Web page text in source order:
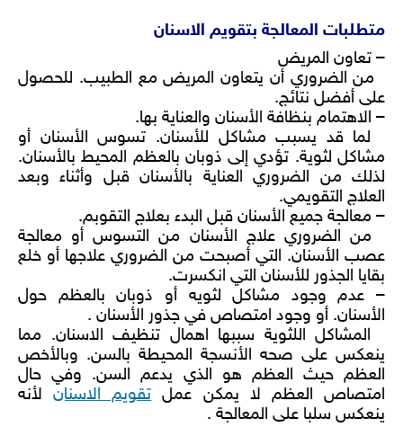
متطلبات المعالجة بتقويم الاسنان
– تعاون المريض
من الضروري أن يتعاون المريض مع الطبيب. للحصول
على أفضل نتائج.
– الاهتمام بنظافة الأسنان والعناية بها.
لما قد يسبب مشاكل للأسنان. تسوس الأسنان أو
مشاكل لثوية. تؤدي إلى ذوبان بالعظم المحيط بالأسنان.
لذلك من الضروري العناية بالأسنان قبل وأثناء وبعد
العلاج التقويمي.
– معالجة جميع الأسنان قبل البدء بعلاج التقوبم.
من الضروري علاج الأسنان من التسوس أو معالجة
عصب الأسنان. التي أصبحت من الضروري علاجها أو خلع
بقايا الجذور للأسنان التي انكسرت.
– عدم وجود مشاكل لثويه أو ذوبان بالعظم حول
الأسنان. أو وجود امتصاص في جذور الأسنان .
المشاكل اللثوية سببها اهمال تنظيف الاسنان. مما
ينعكس على صحه الأنسجة المحيطة بالسن. وبالأخص
العظم حيث العظم هو الذي يدعم السن. وفي حال
امتصاص العظم لا يمكن عملتقويم الاسنانلأنه
ينعكس سلبا على المعالجة .